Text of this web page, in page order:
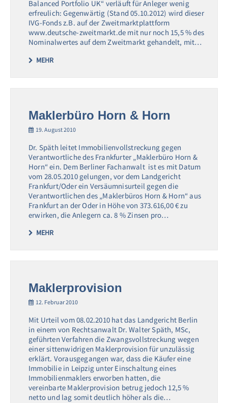
Balanced Portfolio UK“ verläuft für Anleger wenig
erfreulich: Gegenwärtig (Stand 05.10.2012) wird dieser
IVG-Fonds z.B. auf der Zweitmarktplattform
www.deutsche-zweitmarkt.de mit nur noch 15,5 % des
Nominalwertes auf dem Zweitmarkt gehandelt, mit…
MEHR
Maklerbüro Horn & Horn
19. August 2010
Dr. Späth leitet Immobilienvollstreckung gegen
Verantwortliche des Frankfurter „Maklerbüro Horn &
Horn“ ein. Dem Berliner Fachanwalt ist es mit Datum
vom 28.05.2010 gelungen, vor dem Landgericht
Frankfurt/Oder ein Versäumnisurteil gegen die
Verantwortlichen des „Maklerbüros Horn & Horn“ aus
Frankfurt an der Oder in Höhe von 373.616,00 € zu
erwirken, die Anlegern ca. 8 % Zinsen pro…
MEHR
Maklerprovision
12. Februar 2010
Mit Urteil vom 08.02.2010 hat das Landgericht Berlin
in einem von Rechtsanwalt Dr. Walter Späth, MSc,
geführten Verfahren die Zwangsvollstreckung wegen
einer sittenwidrigen Maklerprovision für unzulässig
erklärt. Vorausgegangen war, dass die Käufer eine
Immobilie in Leipzig unter Einschaltung eines
Immobilienmaklers erworben hatten, die
vereinbarte Maklerprovision betrug jedoch 12,5 %
netto und lag somit deutlich höher als die…